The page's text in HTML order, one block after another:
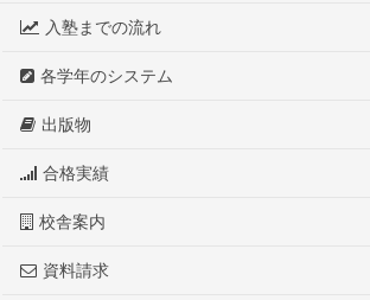
入塾までの流れ
各学年のシステム
出版物
合格実績
校舎案内
資料請求